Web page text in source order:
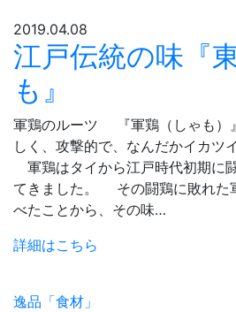
2019.04.08
江戸伝統の味『
も』
軍鶏のルーツ 『軍鶏（しゃも）
しく、攻撃的で、なんだかイカツ
軍鶏はタイから江戸時代初期に
てきました。 その闘鶏に敗れた
べたことから、その味…
詳細はこちら
逸品「食材」